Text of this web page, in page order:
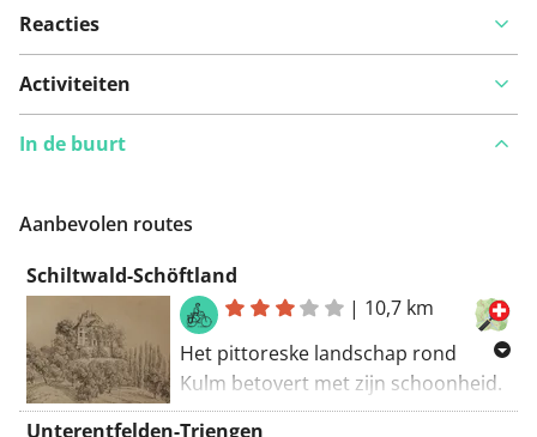
Reacties
Activiteiten
In de buurt
Aanbevolen routes
Schiltwald-Schöftland
| 10,7 km
Het pittoreske landschap rond
Kulm betovert met zijn schoonheid.
Op de 10,7 kilometer lange fietroute
Unterentfelden-Triengen